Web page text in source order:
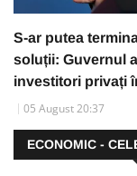
S-ar putea
soluții: Guvernul
investitori privați
05 August 20:37
ECONOMIC -